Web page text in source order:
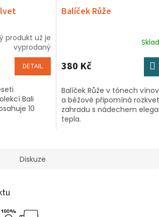
produkt už je
vyprodaný
DETAIL
Bali
10
Balíček Růže
380 Kč
Balíček Růže v tónech
a béžové připomíná
zahradu s nádechem
tepla.
Diskuze